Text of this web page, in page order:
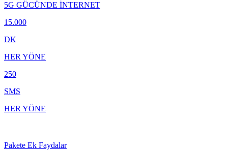
5G GÜCÜNDE İNTERNET
15.000
DK
HER YÖNE
250
SMS
HER YÖNE
Pakete Ek Faydalar